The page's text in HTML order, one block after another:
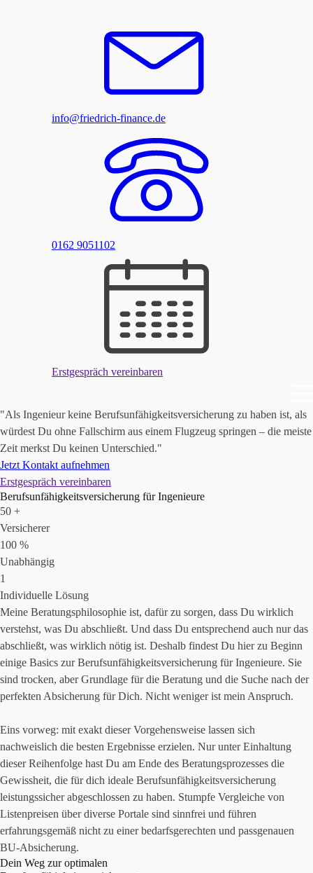
info@friedrich-finance.de
0162 9051102
Erstgespräch vereinbaren
"Als Ingenieur keine Berufsunfähigkeitsversicherung zu haben ist, als
würdest Du ohne Fallschirm aus einem Flugzeug springen – die meiste
Zeit merkst Du keinen Unterschied."
Jetzt Kontakt aufnehmen
Erstgespräch vereinbaren
Berufsunfähigkeitsversicherung für Ingenieure
50 +
Versicherer
100 %
Unabhängig
1
Individuelle Lösung
Meine Beratungsphilosophie ist, dafür zu sorgen, dass Du wirklich
verstehst, was Du abschließt. Und dass Du entsprechend auch nur das
abschließt, was wirklich nötig ist. Deshalb findest Du hier zu Beginn
einige Basics zur Berufsunfähigkeitsversicherung für Ingenieure. Sie
sind trocken, aber Grundlage für die Beratung und die Suche nach der
perfekten Absicherung für Dich. Nicht weniger ist mein Anspruch.
Eins vorweg: mit exakt dieser Vorgehensweise lassen sich
nachweislich die besten Ergebnisse erzielen. Nur unter Einhaltung
dieser Reihenfolge hast Du am Ende des Beratungsprozesses die
Gewissheit, die für dich ideale Berufsunfähigkeitsversicherung
leistungssicher abgeschlossen zu haben. Stumpfe Vergleiche von
Listenpreisen über diverse Portale sind sinnfrei und führen
erfahrungsgemäß nicht zu einer bedarfsgerechten und passgenauen
BU-Absicherung.
Dein Weg zur optimalen